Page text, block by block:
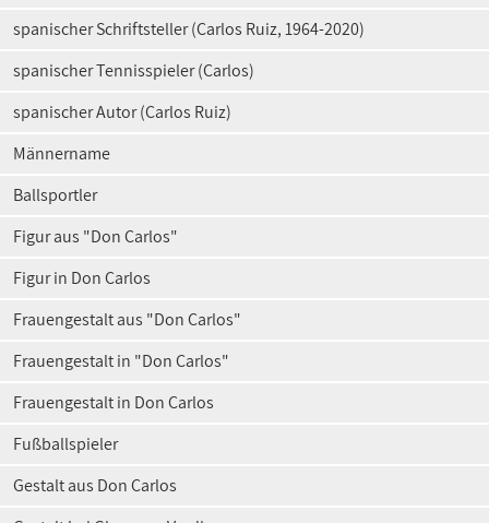
spanischer Schriftsteller (Carlos Ruiz, 1964-2020)
spanischer Tennisspieler (Carlos)
spanischer Autor (Carlos Ruiz)
Männername
Ballsportler
Figur aus "Don Carlos"
Figur in Don Carlos
Frauengestalt aus "Don Carlos"
Frauengestalt in "Don Carlos"
Frauengestalt in Don Carlos
Fußballspieler
Gestalt aus Don Carlos